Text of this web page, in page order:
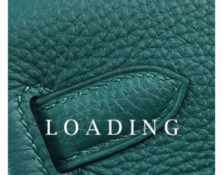
5972355/vaatteet alkaen DSQUARED2
Tarjouspyyntö